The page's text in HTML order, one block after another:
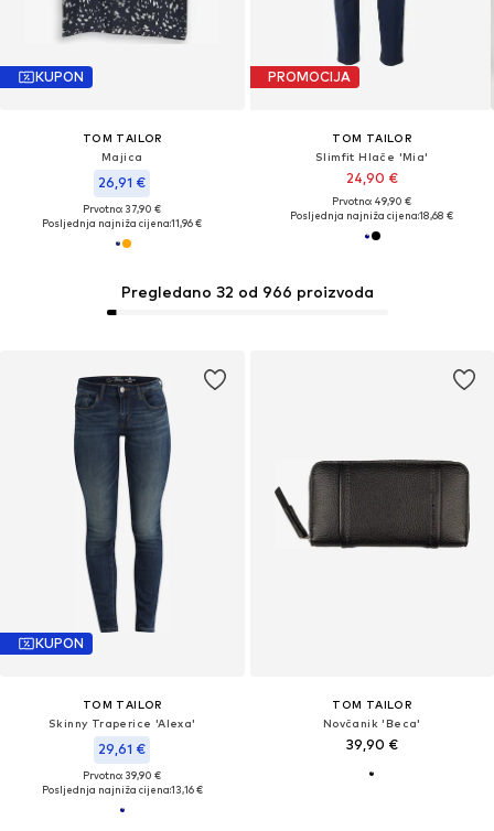
KUPON
TOM TAILOR
Majica
26,91 €
Prvotno: 37,90 €
Posljednja najniža cijena:11,96 €
PROMOCIJA
TOM TAILOR
Slimfit Hlače 'Mia'
24,90 €
Prvotno: 49,90 €
Posljednja najniža cijena:18,68 €
KUPON
TOM TAILOR
Skinny Traperice 'Alexa'
29,61 €
Prvotno: 39,90 €
Posljednja najniža cijena:13,16 €
TOM TAILOR
Novčanik 'Beca'
39,90 €
Pregledano 32 od 966 proizvoda